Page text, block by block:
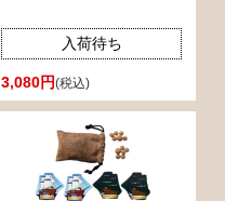
入荷待ち
3,080円(税込)